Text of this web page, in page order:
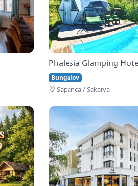
Phalesia Glamping
Bungalov
Sapanca / Sakarya